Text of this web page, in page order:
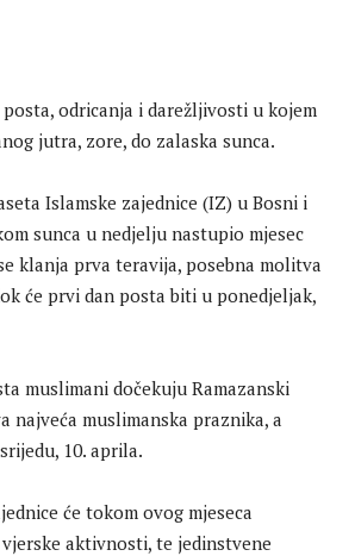
posta, odricanja i darežljivosti u kojem
jutra, zore, do zalaska sunca.
Islamske zajednice (IZ) u Bosni i
sunca u nedjelju nastupio mjesec
klanja prva teravija, posebna molitva
će prvi dan posta biti u ponedjeljak,
muslimani dočekuju Ramazanski
najveća muslimanska praznika, a
10. aprila.
će tokom ovog mjeseca
aktivnosti, te jedinstvene